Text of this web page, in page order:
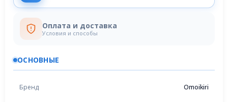
Оплата и доставка
Условия и способы
ОСНОВНЫЕ
Бренд Omoikiri